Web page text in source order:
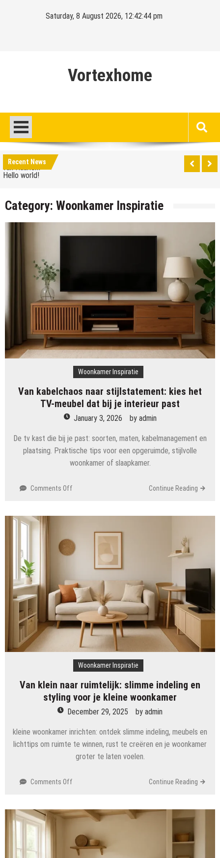
Saturday, 8 August 2026, 12:42:45 pm
Vortexhome
Recent News
Hello world!
Ontdek het sprookjesachtige Elswout aan de rand
Hello world!
Ontdek het sprookjesachtige Elswout aan de rand
Category: Woonkamer Inspiratie
Woonkamer Inspiratie
Van kabelchaos naar stijlstatement: kies het
TV-meubel dat bij je interieur past
January 3, 2026 by admin
De tv kast die bij je past: soorten, maten, kabelmanagement en
plaatsing. Praktische tips voor een opgeruimde, stijlvolle
woonkamer of slaapkamer.
Comments Off
kies
het
bij
je
interieur
past
Continue Reading
Woonkamer Inspiratie
Van klein naar ruimtelijk: slimme indeling en
styling voor je kleine woonkamer
December 29, 2025 by admin
kleine woonkamer inrichten: ontdek slimme indeling, meubels en
lichttips om ruimte te winnen, rust te creëren en je woonkamer
groter te laten voelen.
Comments Off
naar
ruimtelijk:
slimme
indeling
en
Continue Reading